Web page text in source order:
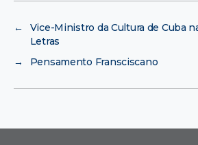
←
Vice-Ministro da Cultura de Cuba
Letras
→
Pensamento Fransciscano